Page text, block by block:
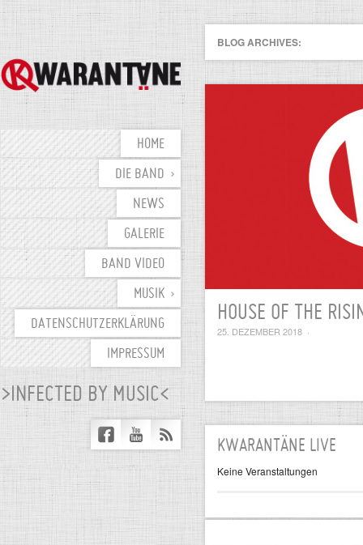
HOME
DIE BAND
NEWS
GALERIE
BAND VIDEO
MUSIK
DATENSCHUTZERKLÄRUNG
IMPRESSUM
>INFECTED BY MUSIC<
BLOG ARCHIVES:
HOUSE OF THE
25. DEZEMBER 2018 ·
KWARANTÄNE LIVE
Keine Veranstaltungen